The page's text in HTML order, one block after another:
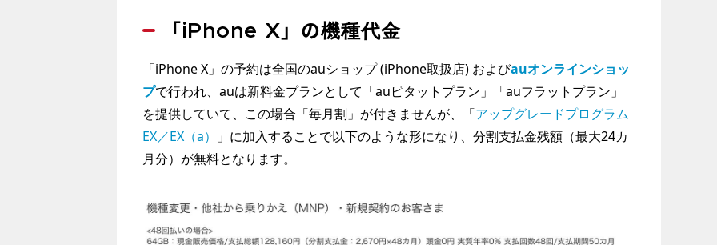
「iPhone X」の機種代金
「iPhone X」の予約は全国のauショップ (iPhone取扱店) およびauオンラインショッ
プで行われ、auは新料金プランとして「auピタットプラン」「auフラットプラン」
を提供していて、この場合「毎月割」が付きませんが、「アップグレードプログラム
EX／EX（a）
」に加入することで以下のような形になり、分割支払金残額（最大24カ
月分）が無料となります。